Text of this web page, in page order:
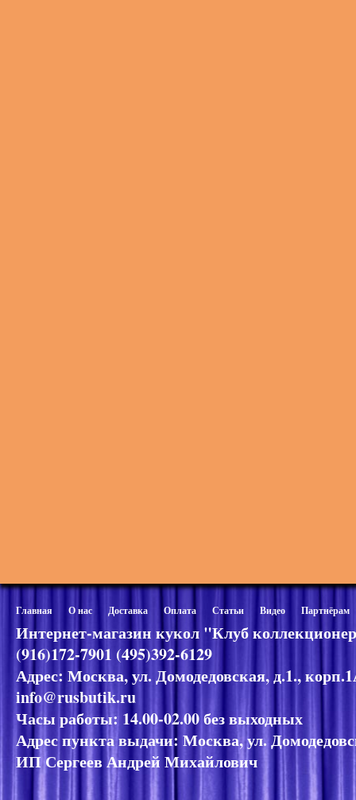
Главная О нас Доставка Оплата Статьи Видео Партнёрам
Интернет-магазин кукол "Клуб
(916)172-7901 (495)392-6129
Адрес: Москва, ул. Домодедовская, д.1.,
info@rusbutik.ru
Часы работы: 14.00-02.00 без выходных
Адрес пункта выдачи: Москва, ул.
ИП Сергеев Андрей Михайлович